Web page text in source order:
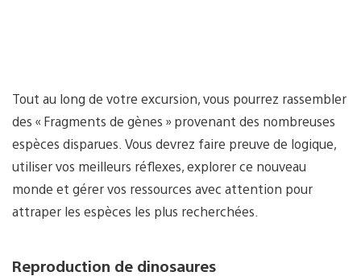
Tout au long de votre excursion, vous pourrez rassembler
des « Fragments de gènes » provenant des nombreuses
espèces disparues. Vous devrez faire preuve de logique,
utiliser vos meilleurs réflexes, explorer ce nouveau
monde et gérer vos ressources avec attention pour
attraper les espèces les plus recherchées.
Reproduction de dinosaures